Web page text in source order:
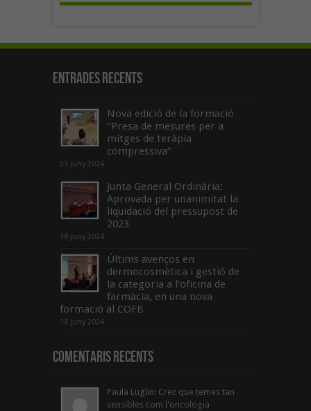
Entrades recents
Nova edició de la formació
“Presa de mesures per a
mitges de teràpia
compressiva”
21 juny 2024
Junta General Ordinària:
Aprovada per unanimitat la
liquidació del pressupost de
2023
18 juny 2024
Últims avenços en
dermocosmètica i gestió de
la categoria a l’oficina de
farmàcia, en una nova
formació al COFB
18 juny 2024
Comentaris Recents
Paula Luglin: Crec que temes tan
sensibles com l'oncologia